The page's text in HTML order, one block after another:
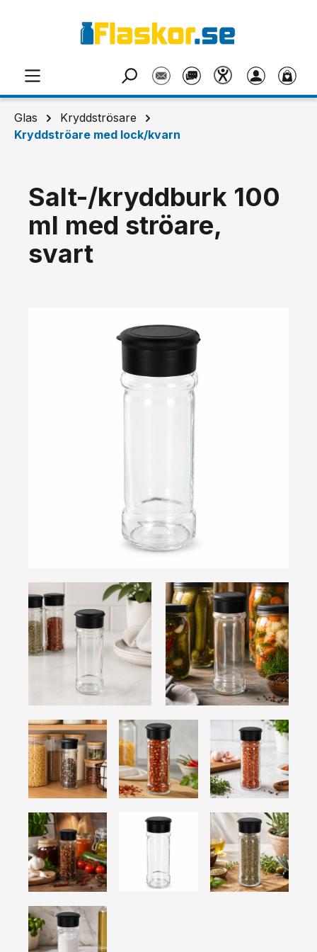
Glas
Kryddströsare
Kryddströare med lock/kvarn
Salt-/kryddburk 100
ml med ströare,
svart